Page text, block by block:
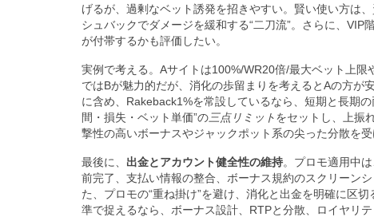
げるが、過剰なベット誘発を招きやすい。賢い使い方は
シュバックでダメージを緩和する“二刀流”。さらに、
が付帯するかも評価したい。
実例で考える。Aサイトは100%/WR20倍/最大ベット上
ではBが魅力的だが、消化の歩留まりを考えるとAの方が
に含め、Rakeback1%を常設しているなら、短期と長期
間・損失・ベット単価”の三点リミットをセットし、上振
撃性の高いボーナスやジャックポット系の尖った分散を
最後に、 出金とアカウント健全性の維持。プロモ適用中
前完了、支払い情報の整合、ボーナス規約のスクリーン
た、プロモの“重ね掛け”を避け、消化と出金を明確に区
準で捉えるなら、ボーナス設計、RTPと分散、ロイヤリ